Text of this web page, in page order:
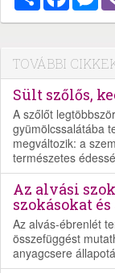
TOVÁBBI
Sült szőlős,
A szőlőt
gyümölcssalátába
megváltozik: a
természetes
Az alvási
szokásokat
Az alvás-ébrenlét
összefüggést
anyagcsere